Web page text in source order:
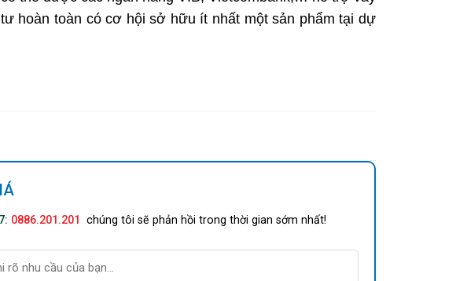
hoàn toàn có cơ hội sở hữu ít nhất một sản phẩm tại dự
: 0886.201.201 chúng tôi sẽ phản hồi trong thời gian sớm nhất!